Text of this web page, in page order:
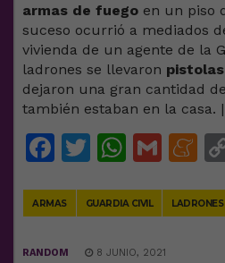
armas de fuego en un piso
suceso ocurrió a mediados
vivienda de un agente de la
ladrones se llevaron
dejaron una gran cantidad
también estaban en la casa. |
Facebook
Twitter
ARMAS GUARDIA CIVIL LADRONES
RANDOM 8 JUNIO, 2021